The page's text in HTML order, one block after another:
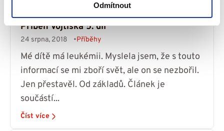
Odmítnout
Radost i smutek přichází nečekaně -
Příběh Vojtíška 5. díl
24 srpna, 2018 Příběhy
Mé dítě má leukémii. Myslela jsem, že s touto
informací se mi zboří svět, ale on se nezbořil.
Jen přestavěl. Od základů. Článek je
součástí...
Číst více